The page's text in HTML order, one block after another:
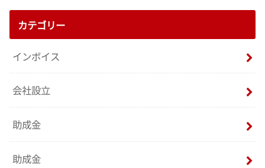
カテゴリー
インボイス
会社設立
助成金
助成金